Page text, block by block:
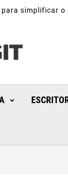
simplificar o